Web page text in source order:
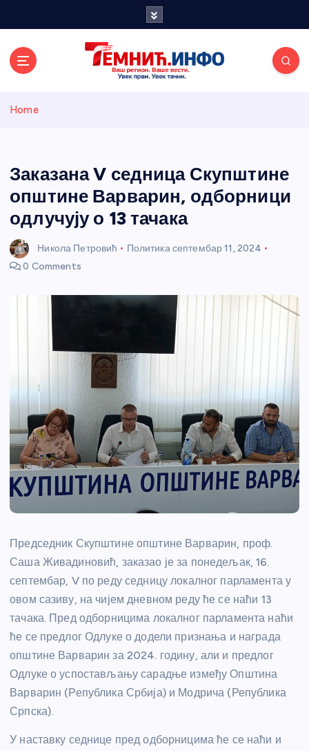
и портал
Home
Заказана V седница Скупштине
општине Варварин, одборници
одлучују о 13 тачака
Никола Петровић Политикасептембар 11, 2024
0 Comments
Председник Скупштине општине Варварин, проф.
Саша Живадиновић, заказао је за понедељак, 16.
септембар, V по реду седницу локалног парламента у
овом сазиву, на чијем дневном реду ће се наћи 13
тачака. Пред одборницима локалног парламента наћи
ће се предлог Одлуке о додели признања и награда
општине Варварин за 2024. годину, али и предлог
Одлуке о успостављању сарадње између Општина
Варварин (Република Србија) и Модрича (Република
Српска).
У наставку седнице пред одборницима ће се наћи и